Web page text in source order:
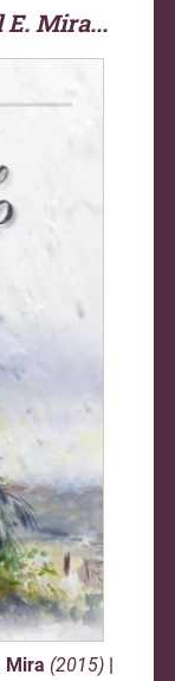
E. Mira...
Mira (2015) |